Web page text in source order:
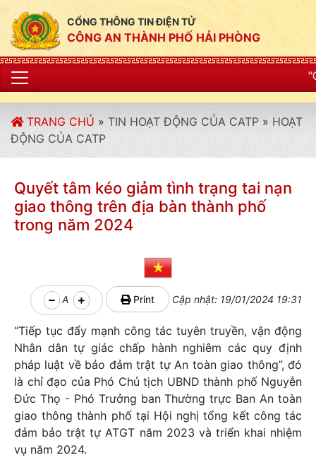
CỔNG THÔNG TIN ĐIỆN TỬ
CÔNG AN THÀNH PHỐ HẢI PHÒNG
"CÔNG AN THÀNH
TRANG CHỦ » TIN HOẠT ĐỘNG CỦA CATP » HOẠT
ĐỘNG CỦA CATP
Quyết tâm kéo giảm tình trạng tai nạn
giao thông trên địa bàn thành phố
trong năm 2024
A Print Cập nhật: 19/01/2024 19:31
“Tiếp tục đẩy mạnh công tác tuyên truyền, vận động
Nhân dân tự giác chấp hành nghiêm các quy định
pháp luật về bảo đảm trật tự An toàn giao thông”, đó
là chỉ đạo của Phó Chủ tịch UBND thành phố Nguyễn
Đức Thọ - Phó Trưởng ban Thường trực Ban An toàn
giao thông thành phố tại Hội nghị tổng kết công tác
đảm bảo trật tự ATGT năm 2023 và triển khai nhiệm
vụ năm 2024.